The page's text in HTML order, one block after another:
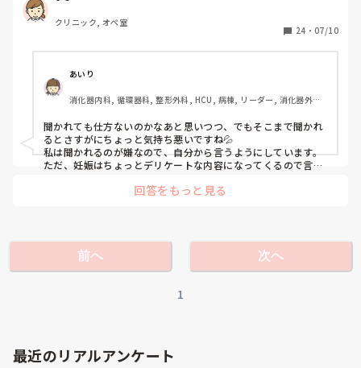
妊娠・出産予定について聞かれました。採用面接だったの
で、まあ採用側も気になるところだろうと思い多少の違和感
は感じつつ「まだ今のところは考えてない」と答え、採用と
なりました。
しかし、採用後の個人面談でもまた同じ質問をされました。
「今後の家族計画についてどう考えているのか」採用面接の
みならず個人面談でそのようなことを聞いてくることに苛立
ちを覚えました。そのことを他の職員に話すと、未婚の子に
は「結婚予定はないのか」「彼氏はいるのか」「同棲してる
のに何故結婚しないのか」など。既婚者には「妊娠・出産の
予定はないのか」「第二子を考えているのか」など私以外も
正直気持ち悪いです。そのことも踏まえて退職しようと決め
クリニック, オペ室
24 ・ 07/10
あいり
消化器内科, 循環器科, 整形外科, HCU, 病棟, リーダー, 消化器外科,
聞かれても仕方ないのかなあと思いつつ、でもそこまで聞かれ
るとさすがにちょっと気持ち悪いですね💦
私は聞かれるのが嫌なので、自分から言うようにしています。
ただ、妊娠はちょっとデリケートな内容になってくるので言え
管理者として気になるのはわかりますが、人の人生プランに口
回答をもっと見る
前へ
1
次へ
最近のリアルアンケート